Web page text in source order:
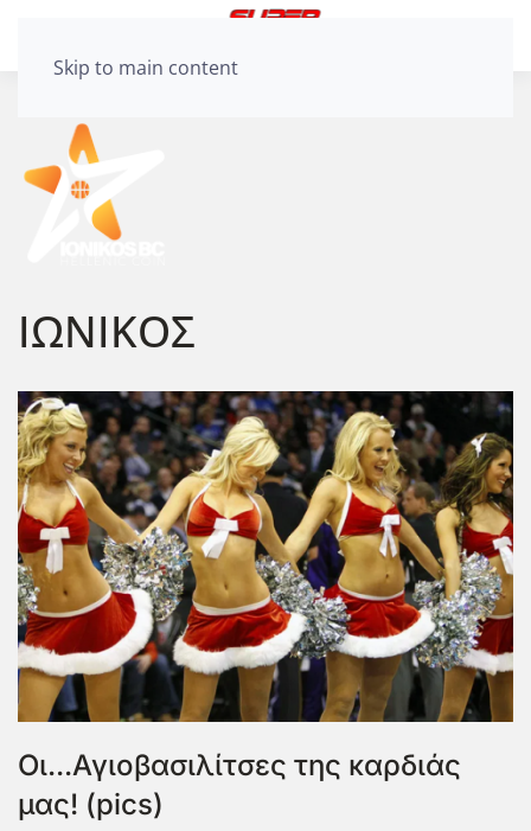
Skip to main content
ΙΩΝΙΚΟΣ
Οι...Αγιοβασιλίτσες της καρδιάς
μας! (pics)